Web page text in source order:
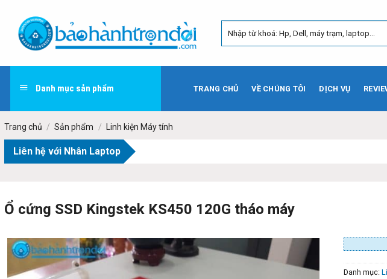
content
Danh mục sản phẩm TRANG CHỦ VỀ CHÚNG TÔI DỊCH VỤ
Trang chủ / Sản phẩm / Linh kiện Máy tính
Liên hệ với Nhân Laptop
Ổ cứng SSD Kingstek KS450 120G tháo máy
Danh mục: